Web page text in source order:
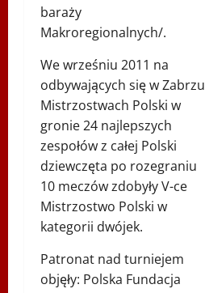
baraży
Makroregionalnych/.
We wrześniu 2011 na
odbywających się w Zabrzu
Mistrzostwach Polski w
gronie 24 najlepszych
zespołów z całej Polski
dziewczęta po rozegraniu
10 meczów zdobyły V-ce
Mistrzostwo Polski w
kategorii dwójek.
Patronat nad turniejem
objęły: Polska Fundacja